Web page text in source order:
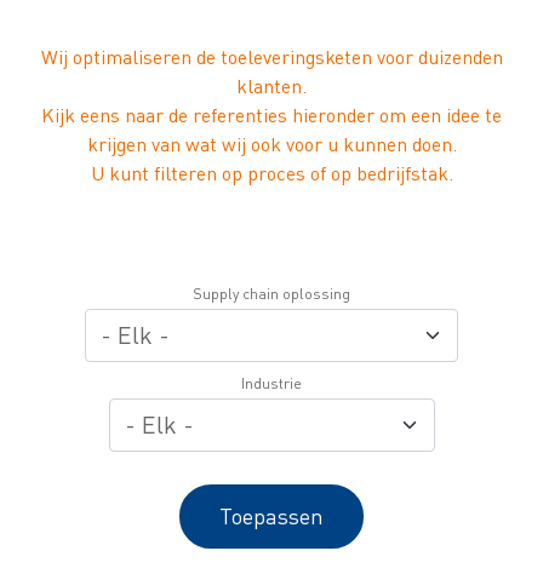
Wij optimaliseren de toeleveringsketen voor duizenden
klanten.
Kijk eens naar de referenties hieronder om een idee te
krijgen van wat wij ook voor u kunnen doen.
U kunt filteren op proces of op bedrijfstak.
Supply chain oplossing
Industrie
Toepassen